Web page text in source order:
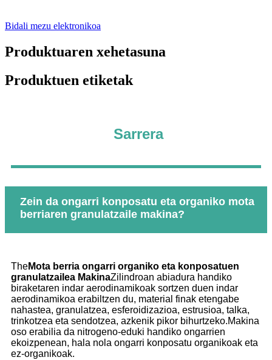
Bidali mezu elektronikoa
Produktuaren xehetasuna
Produktuen etiketak
Sarrera
Zein da ongarri konposatu eta organiko mota
berriaren granulatzaile makina?
TheMota berria ongarri organiko eta konposatuen
granulatzailea MakinaZilindroan abiadura handiko
biraketaren indar aerodinamikoak sortzen duen indar
aerodinamikoa erabiltzen du, material finak etengabe
nahastea, granulatzea, esferoidizazioa, estrusioa, talka,
trinkotzea eta sendotzea, azkenik pikor bihurtzeko.Makina
oso erabilia da nitrogeno-eduki handiko ongarrien
ekoizpenean, hala nola ongarri konposatu organikoak eta
ez-organikoak.